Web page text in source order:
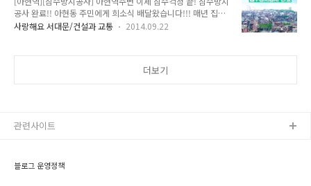
가을학기를 개강합~니다!!^^ 가을학기에서는 학생들에게 다양
한 자연사관련 이론수업 및 체험학습기회를 제공하고자 유치원
생과 초등학생을 대상으로 2014년 10월 18일 부터 11월 16일
공사 완료!! 아현동 주민에게 희소식 배달왔습니다!!! 매년 집중
호우 때마다 수해가 발생하여 삶의 터전을 잃게 된 수재민들의
아현동 주민분들은 안심하셔도 될 듯합니다!! (^0^)/ 바로 고질
발생한 지역이..
사랑해요 서대문/건설과 교통 2014.09.22
더보기
블로그 운영정책
관련사이트